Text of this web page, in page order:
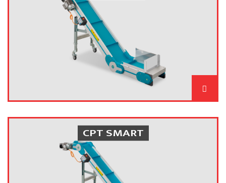
CPT SMART